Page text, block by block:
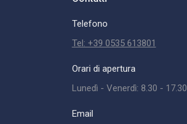
Telefono
Tel: +39 0535 613801
Orari di apertura
Lunedì - Venerdì: 8.30 - 17.30
Email